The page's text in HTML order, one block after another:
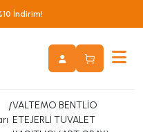
İndirim!
/VALTEMO BENTLİO
ETEJERLİ TUVALET